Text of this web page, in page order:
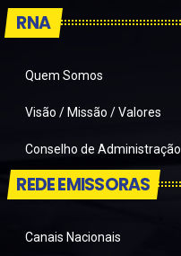
RNA
Quem Somos
Visão / Missão / Valores
Conselho de Administração
REDE EMISSORAS
Canais Nacionais